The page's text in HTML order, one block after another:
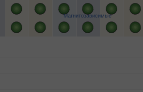
Магнитозависимые